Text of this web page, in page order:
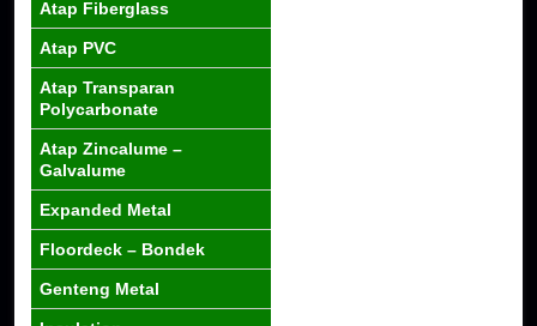
Atap Fiberglass
Atap PVC
Atap Transparan
Polycarbonate
Atap Zincalume –
Galvalume
Expanded Metal
Floordeck – Bondek
Genteng Metal